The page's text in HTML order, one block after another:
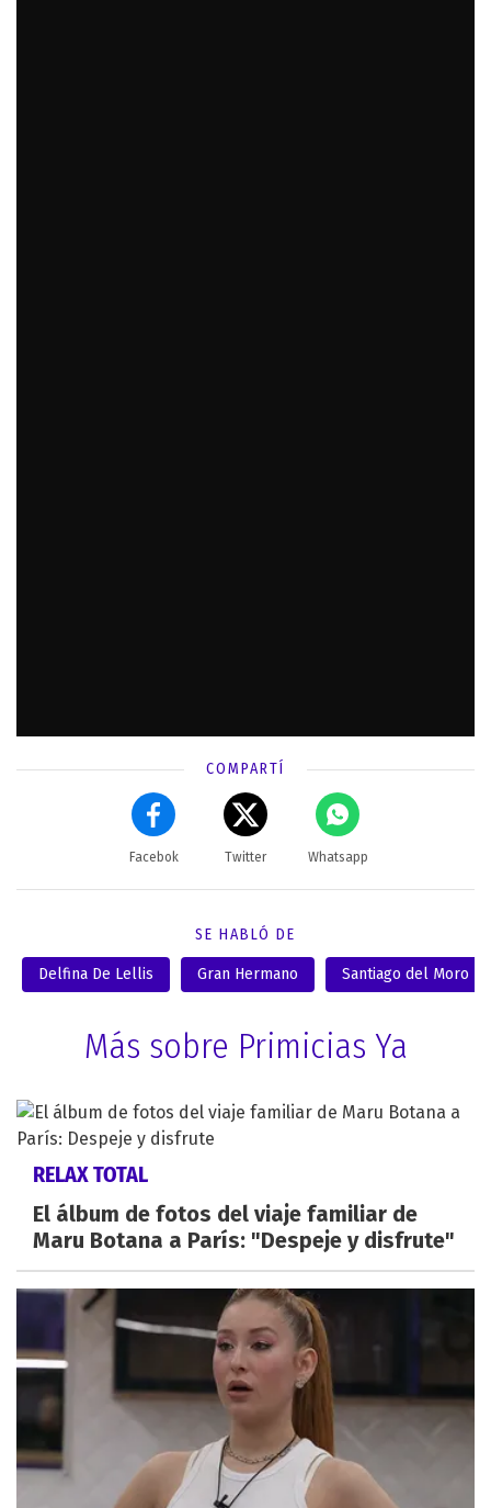
COMPARTÍ
Facebok Twitter Whatsapp
SE HABLÓ DE
Delfina De Lellis Gran Hermano Santiago del Moro
Más sobre Primicias Ya
RELAX TOTAL
El álbum de fotos del viaje familiar de
Maru Botana a París: "Despeje y disfrute"